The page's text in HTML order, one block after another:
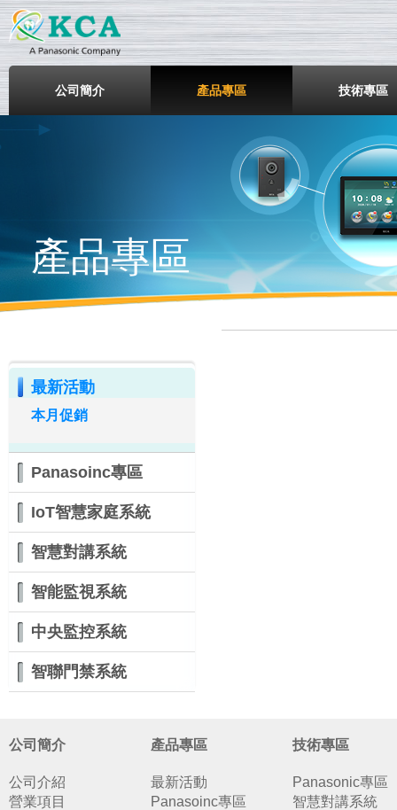
鎧鋒企業股份有限公司
公司簡介 產品專區 技術專區
產品專區
最新活動
本月促銷
Panasoinc專區
IoT智慧家庭系統
智慧對講系統
智能監視系統
中央監控系統
智聯門禁系統
公司簡介
公司介紹
營業項目
產品專區
最新活動
Panasoinc專區
技術專區
Panasonic專區
智慧對講系統